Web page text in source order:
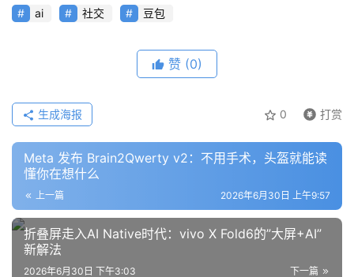
型
报
告
ai 社交 豆包
赞 (0)
0 打赏
生成海报
Meta 发布 Brain2Qwerty v2：不用手术，头盔就能读
懂你在想什么
上一篇 2026年6月30日 上午9:57
折叠屏走入AI Native时代：vivo X Fold6的”大屏+AI”
新解法
下一篇
2026年6月30日 下午3:03